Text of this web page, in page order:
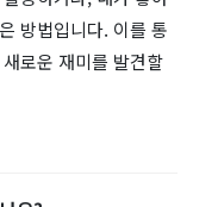
방법입니다. 이를 통
로운 재미를 발견할